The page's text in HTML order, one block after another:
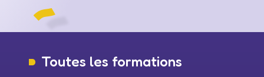
Toutes les formations